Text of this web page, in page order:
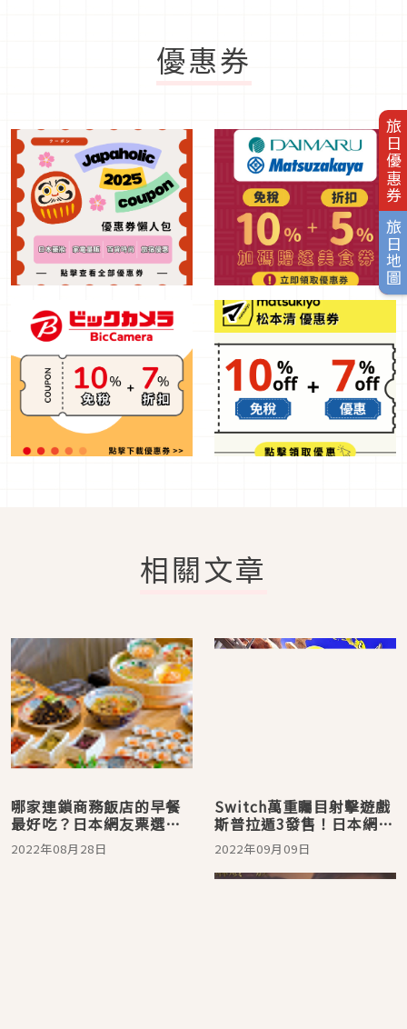
旅日優惠券
旅日地圖
優惠券
相關文章
哪家連鎖商務飯店的早餐
最好吃？日本網友票選
NO.1就是這一間
2022年08月28日
Switch萬重矚目射擊遊戲
斯普拉遁3發售！日本網友
失心瘋等不及推特數爆棚
2022年09月09日